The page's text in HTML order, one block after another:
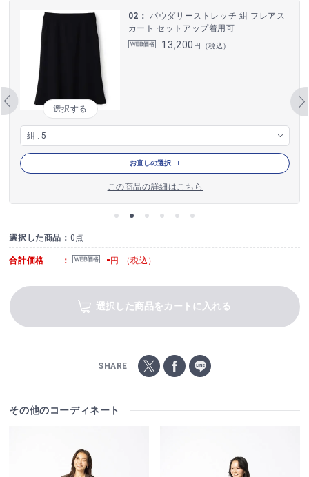
選択する
02： パウダリーストレッチ 紺 フレアス
カート セットアップ着用可
13,200 円（税込）
お直しの選択
この商品の詳細はこちら
選択した商品： 0点
合計価格 ： - 円 （税込）
選択した商品をカートに入れる
SHARE
その他のコーディネート